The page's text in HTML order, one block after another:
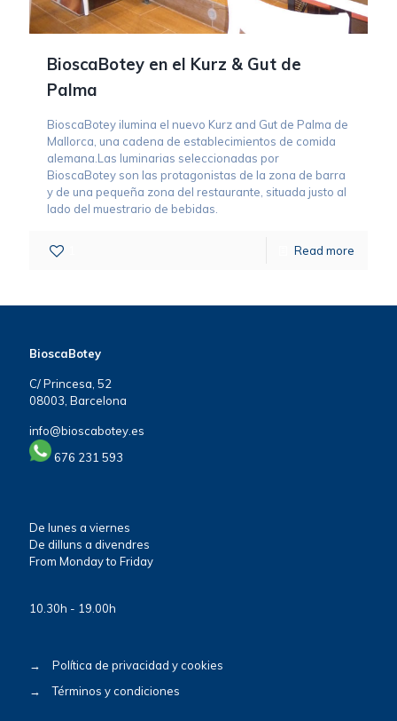
BioscaBotey en el Kurz & Gut de
Palma
BioscaBotey ilumina el nuevo Kurz and Gut de Palma de
Mallorca, una cadena de establecimientos de comida
alemana.Las luminarias seleccionadas por
BioscaBotey son las protagonistas de la zona de barra
y de una pequeña zona del restaurante, situada justo al
lado del muestrario de bebidas.
Read more
BioscaBotey
C/ Princesa, 52
08003, Barcelona
info@bioscabotey.es
676 231 593
De lunes a viernes
De dilluns a divendres
From Monday to Friday
10.30h - 19.00h
→
Política de privacidad y cookies
→
Términos y condiciones